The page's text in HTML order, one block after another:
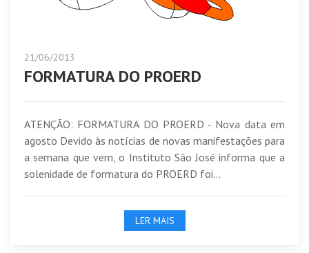
21/06/2013
FORMATURA DO PROERD
ATENÇÃO: FORMATURA DO PROERD - Nova data em
agosto Devido às notícias de novas manifestações para
a semana que vem, o Instituto São José informa que a
solenidade de formatura do PROERD foi...
LER MAIS